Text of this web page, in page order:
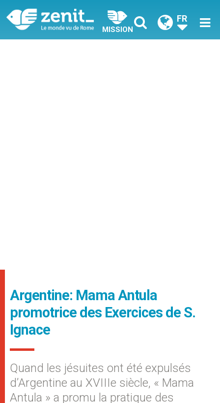
MISSION
FR
Argentine: Mama Antula
promotrice des Exercices de S.
Ignace
Quand les jésuites ont été expulsés
d’Argentine au XVIIIe siècle, « Mama
Antula » a promu la pratique des